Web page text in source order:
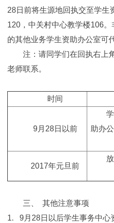
28日前将生源地回执交至学生
120，中关村中心教学楼106
的其他业务学生资助办公室可
注：请同学们在回执右上
老师联系。
时间
9月28日以前
学生
助办
2017年元旦前
放款
三、 其他注意事项
1. 9月28日以后学生事务中心